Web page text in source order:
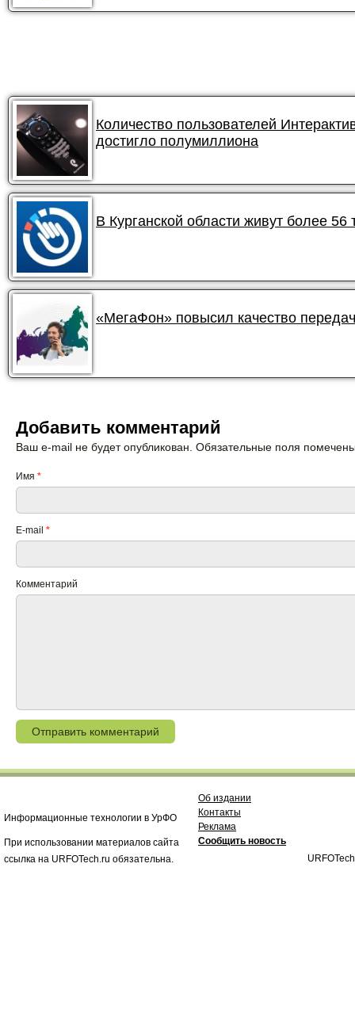
Количество пользователей
достигло полумиллиона
В Курганской области живут более
«МегаФон» повысил качество
Добавить комментарий
Ваш e-mail не будет опубликован. Обязательные поля
Имя *
E-mail *
Комментарий
Информационные технологии в УрФО
При использовании материалов сайта
ссылка на URFOTech.ru обязательна.
Об издании
Контакты
Реклама
Сообщить новость